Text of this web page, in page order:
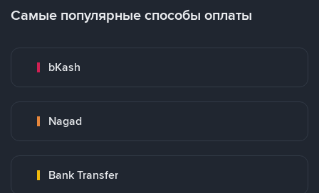
Самые популярные способы оплаты
bKash
Nagad
Bank Transfer